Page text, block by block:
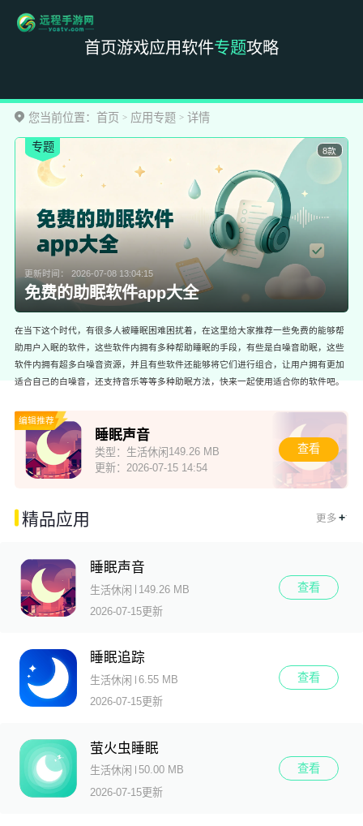
首页游戏应用软件专题攻略
您当前位置： 首页 > 应用专题 > 详情
专题 8款
更新时间： 2026-07-08 13:04:15
免费的助眠软件app大全
在当下这个时代，有很多人被睡眠困难困扰着，在这里给大家推荐一些免费的能够帮
助用户入眠的软件，这些软件内拥有多种帮助睡眠的手段，有些是白噪音助眠，这些
软件内拥有超多白噪音资源，并且有些软件还能够将它们进行组合，让用户拥有更加
适合自己的白噪音，还支持音乐等等多种助眠方法，快来一起使用适合你的软件吧。
编辑推荐
睡眠声音
类型： 生活休闲 149.26 MB
更新：2026-07-15 14:54
查看
精品应用 更多 +.
睡眠声音
生活休闲
149.26 MB
2026-07-15更新
查看
睡眠追踪
生活休闲
6.55 MB
2026-07-15更新
查看
萤火虫睡眠
生活休闲
50.00 MB
2026-07-15更新
查看